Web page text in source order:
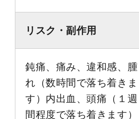
リスク・副作用
鈍痛、痛み、違和感、腫
れ（数時間で落ち着きま
す）内出血、頭痛（１週
間程度で落ち着きます）